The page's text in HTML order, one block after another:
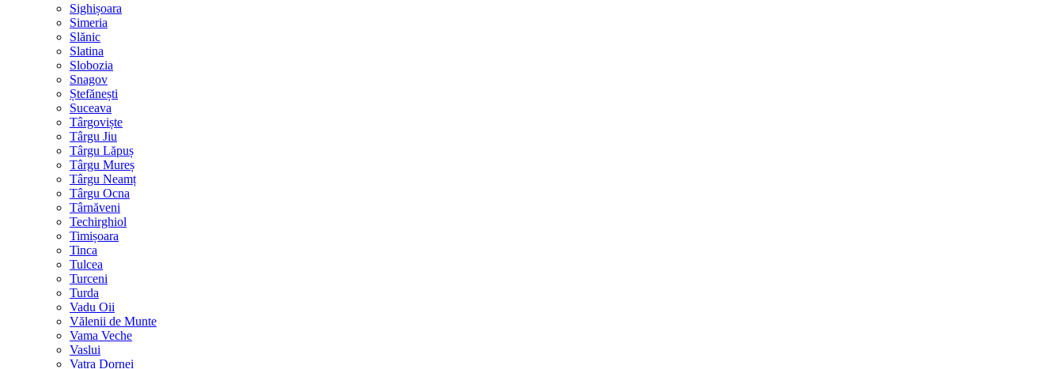
Sighișoara
Simeria
Slănic
Slatina
Slobozia
Snagov
Ștefănești
Suceava
Târgoviște
Târgu Jiu
Târgu Lăpuș
Târgu Mureș
Târgu Neamț
Târgu Ocna
Târnăveni
Techirghiol
Timișoara
Tinca
Tulcea
Turceni
Turda
Vadu Oii
Vălenii de Munte
Vama Veche
Vaslui
Vatra Dornei